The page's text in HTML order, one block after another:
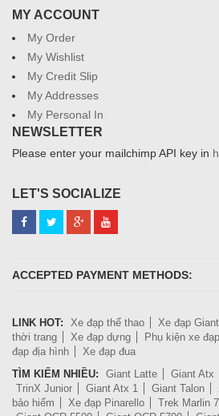
MY ACCOUNT
My Order
My Wishlist
My Credit Slip
My Addresses
My Personal In
NEWSLETTER
Please enter your mailchimp API key in
LET'S SOCIALIZE
ACCEPTED PAYMENT METHODS:
LINK HOT: Xe đạp thể thao Xe đạp Giant
thời trang
Xe đạp dựng Phụ kiện xe đạp
đạp địa hình
Xe đạp đua
TÌM KIẾM NHIỀU:
Giant Latte Giant Atx
TrinX Junior
Giant Atx 1 Giant Talon
bảo hiểm
Xe đạp Pinarello Trek Marlin 7